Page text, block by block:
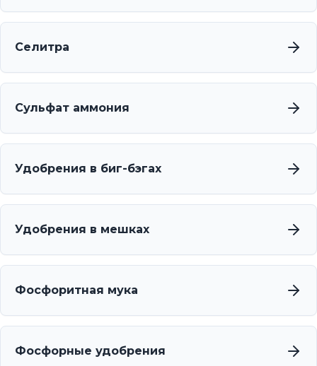
Селитра
Сульфат аммония
Удобрения в биг-бэгах
Удобрения в мешках
Фосфоритная мука
Фосфорные удобрения